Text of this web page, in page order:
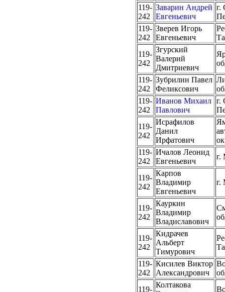
119-
242
Заварин Андрей
Евгеньевич
г.
119-
242
Зверев Игорь
Евгеньевич
119-
242
Згурский
Валерий
Дмитриевич
119-
242
Зубрилин Павел
Феликсович
119-
242
Иванов Михаил
Павлович
г.
119-
242
Исрафилов
Данил
Ирфатович
119-
242
Ичалов Леонид
Евгеньевич
г.
119-
242
Карпов
Владимир
Евгеньевич
г.
119-
242
Кауркин
Владимир
Владиславович
119-
242
Кидрачев
Альберт
Тимурович
119-
242
Кисилев Виктор
Александрович
119-
Колтакова